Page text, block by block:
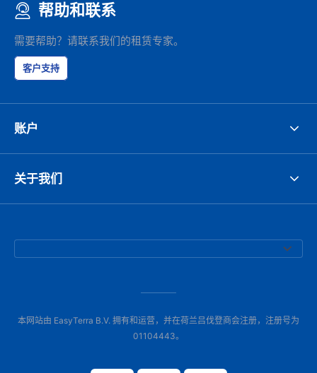
帮助和联系
需要帮助？请联系我们的租赁专家。
客户支持
账户
关于我们
本网站由 EasyTerra B.V. 拥有和运营，并在荷兰吕伐登商会注册，注册号为
01104443。